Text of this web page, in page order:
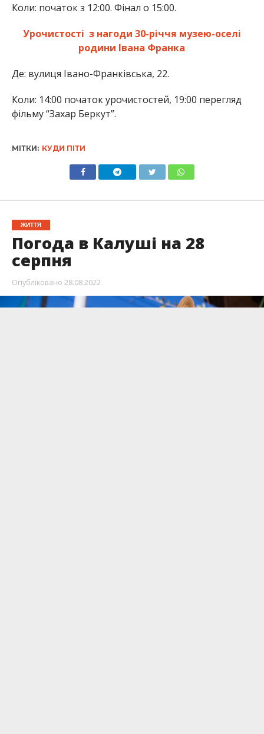
Коли: початок з 12:00. Фінал о 15:00.
Урочистості з нагоди 30-річчя музею-оселі
родини Івана Франка
Де: вулиця Івано-Франківська, 22.
Коли: 14:00 початок урочистостей, 19:00 перегляд
фільму “Захар Беркут”.
МІТКИ: КУДИ ПІТИ
ЖИТТЯ
Погода в Калуші на 28
серпня
Опубліковано 28.08.2022